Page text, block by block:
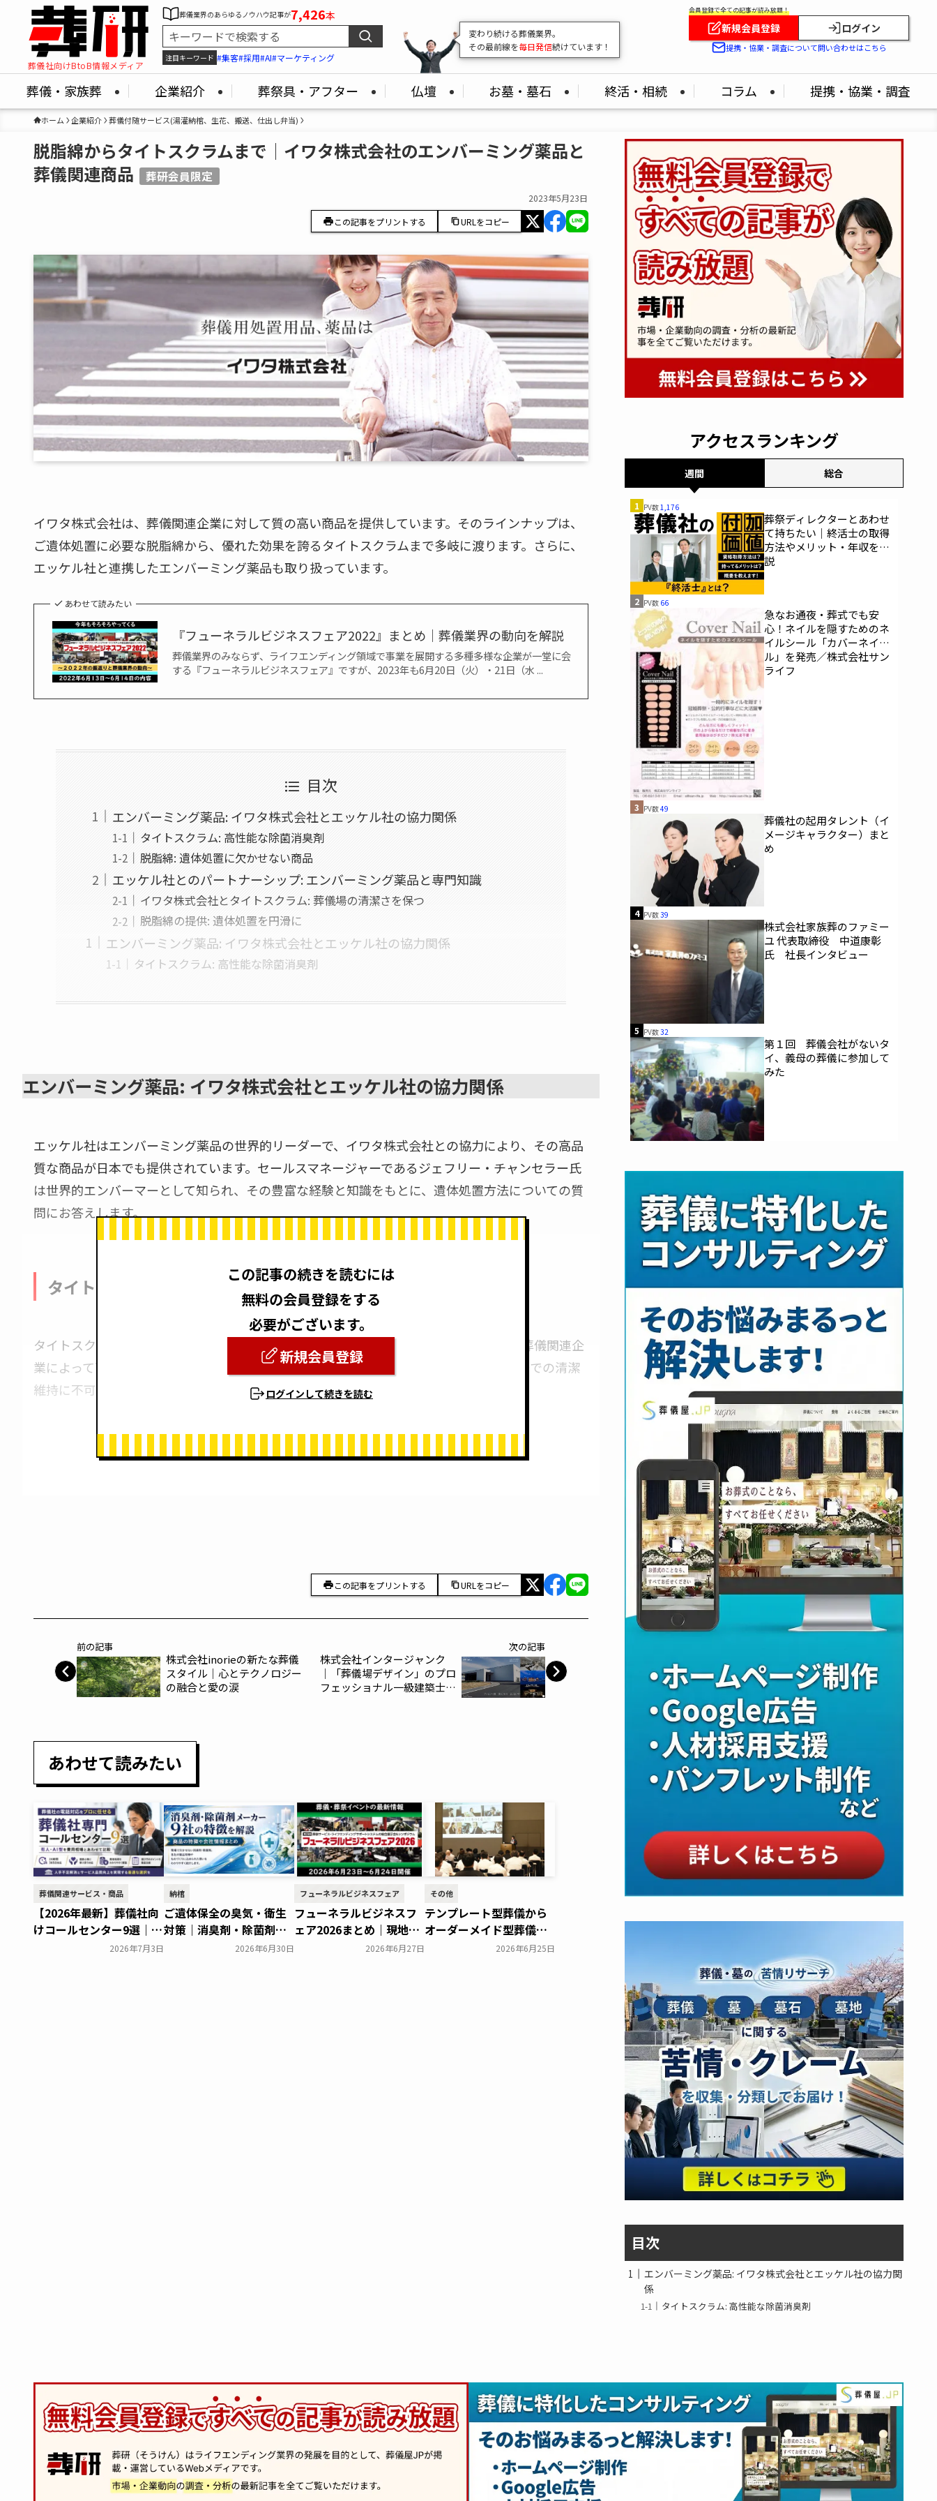
葬儀社向けBtoB情報メディア
葬儀業界のあらゆるノウハウ記事が7,426本
注目キーワード #集客#採用#AI#マーケティング
変わり続ける葬儀業界。
その最前線を毎日発信続けています！
会員登録で全ての記事が読み放題！
新規会員登録 ログイン
提携・協業・調査について問い合わせはこちら
葬儀・家族葬 企業紹介 葬祭具・アフター 仏壇 お墓・墓石 終活・相続 コラム 提携・協業・調査
ホーム 企業紹介 葬儀付随サービス(湯灌納棺、生花、搬送、仕出し弁当)
脱脂綿からタイトスクラムまで│イワタ株式会社のエンバーミング薬品と
葬儀関連商品
葬研会員限定
2023年5月23日
この記事をプリントする
URLをコピー
イワタ株式会社は、葬儀関連企業に対して質の高い商品を提供しています。そのラインナップは、
ご遺体処置に必要な脱脂綿から、優れた効果を誇るタイトスクラムまで多岐に渡ります。さらに、
エッケル社と連携したエンバーミング薬品も取り扱っています。
あわせて読みたい
『フューネラルビジネスフェア2022』まとめ｜葬儀業界の動向を解説
葬儀業界のみならず、ライフエンディング領域で事業を展開する多種多様な企業が一堂に会
する『フューネラルビジネスフェア』ですが、2023年も6月20日（火）・21日（水 ...
目次
エンバーミング薬品: イワタ株式会社とエッケル社の協力関係
タイトスクラム: 高性能な除菌消臭剤
脱脂綿: 遺体処置に欠かせない商品
エッケル社とのパートナーシップ: エンバーミング薬品と専門知識
イワタ株式会社とタイトスクラム: 葬儀場の清潔さを保つ
脱脂綿の提供: 遺体処置を円滑に
エンバーミング薬品: イワタ株式会社とエッケル社の協力関係
タイトスクラム: 高性能な除菌消臭剤
エンバーミング薬品: イワタ株式会社とエッケル社の協力関係
エッケル社はエンバーミング薬品の世界的リーダーで、イワタ株式会社との協力により、その高品
質な商品が日本でも提供されています。セールスマネージャーであるジェフリー・チャンセラー氏
は世界的エンバーマーとして知られ、その豊富な経験と知識をもとに、遺体処置方法についての質
問にお答えします。
タイトスクラム: 高性能な除菌消臭剤
タイトスクラムはイワタ株式会社の取り扱う商品の一つで、その高い除菌消臭効果から葬儀関連企
業によって高い評価を得ています。使用方法も簡単で、安全性も確保されており、葬儀場での清潔
維持に不可欠なアイテムです。
この記事の続きを読むには
無料の会員登録をする
必要がございます。
新規会員登録
ログインして続きを読む
この記事をプリントする URLをコピー
前の記事
株式会社inorieの新たな葬儀
スタイル│心とテクノロジー
の融合と愛の涙
次の記事
株式会社インタージャンク
│「葬儀場デザイン」のプロ
フェッショナル一級建築士事
あわせて読みたい
葬儀関連サービス・商品
【2026年最新】葬儀社向
けコールセンター9選｜有
人・AI型を費用相場とあ
2026年7月3日
納棺
ご遺体保全の臭気・衛生
対策｜消臭剤・除菌剤メ
ーカー9社の特徴を解説
2026年6月30日
フューネラルビジネスフェア
フューネラルビジネスフ
ェア2026まとめ｜現地の
様子や来場者数などを紹
2026年6月27日
その他
テンプレート型葬儀から
オーダーメイド型葬儀
へ“100人いれば100通り
2026年6月25日
アクセスランキング
週間 総合
1 PV数1,176
葬祭ディレクターとあわせ
て持ちたい｜終活士の取得
方法やメリット・年収を解
説
2 PV数 66
急なお通夜・葬式でも安
心！ネイルを隠すためのネ
イルシール「カバーネイ
ル」を発売／株式会社サン
ライフ
3 PV数49
葬儀社の起用タレント（イ
メージキャラクター）まと
め
4 PV数39
株式会社家族葬のファミー
ユ 代表取締役 中道康彰
氏 社長インタビュー
5 PV数32
第１回 葬儀会社がないタ
イ、義母の葬儀に参加して
みた
目次
エンバーミング薬品: イワタ株式会社とエッケル社の協力関
係
タイトスクラム: 高性能な除菌消臭剤